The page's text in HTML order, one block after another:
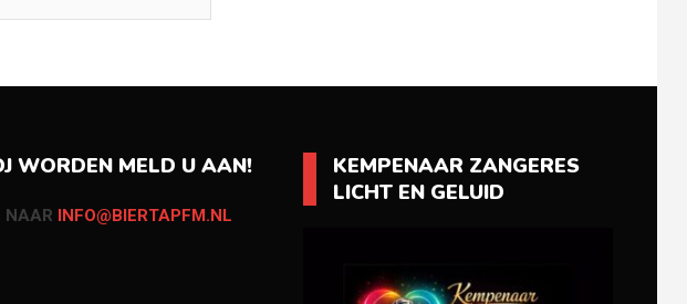
WORDEN MELD U AAN!
NAAR INFO@BIERTAPFM.NL
KEMPENAAR ZANGERES
LICHT EN GELUID